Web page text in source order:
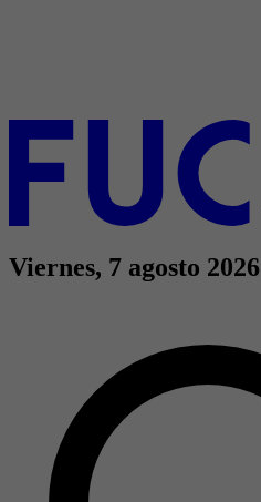
Viernes, 7 agosto 2026